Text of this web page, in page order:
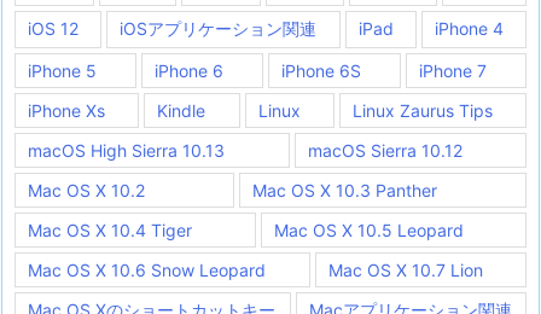
iOS 12
iOSアプリケーション関連 iPad iPhone 4
iPhone 5 iPhone 6 iPhone 6S
iPhone 7
iPhone Xs
Kindle Linux
Linux Zaurus Tips
macOS High Sierra 10.13
macOS Sierra 10.12
Mac OS X 10.2
Mac OS X 10.3 Panther
Mac OS X 10.4 Tiger
Mac OS X 10.5 Leopard
Mac OS X 10.6 Snow Leopard
Mac OS X 10.7 Lion
Mac OS Xのショートカットキー
Macアプリケーション関連